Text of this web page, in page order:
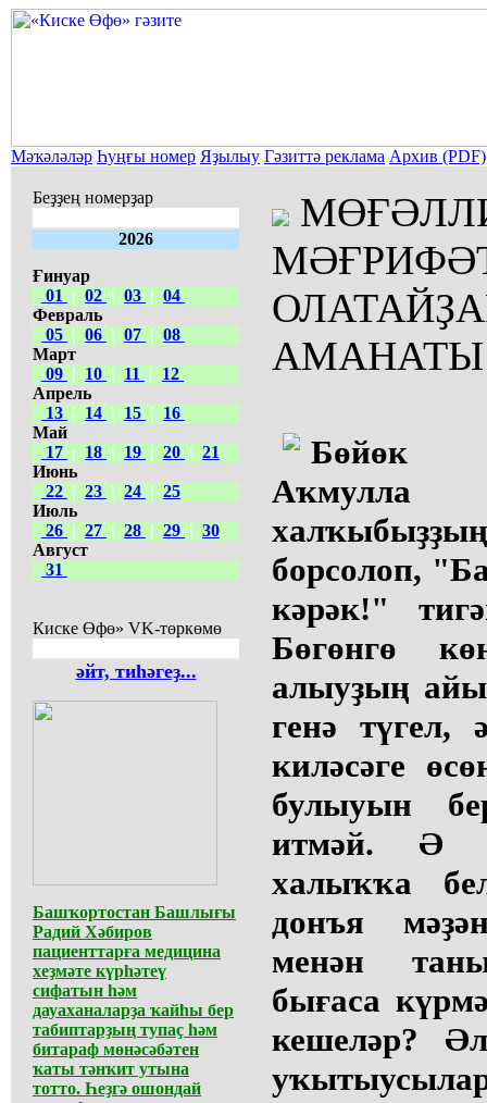
Мәҡәләләр Һуңғы номер Яҙылыу Гәзиттә реклама Архив (PDF)
Беҙҙең номерҙар
2026
Ғинуар
01
| 02 | 03 | 04
Февраль
05 | 06 | 07 | 08
Март
09 | 10 | 11 |
12
Апрель
13 | 14 | 15 |
16
Май
17 | 18 | 19 | 20 | 21
Июнь
22 | 23 | 24 | 25
Июль
26 | 27 | 28 | 29 | 30
Август
31
Киске Өфө» VK-төркөмө
әйт, тиһәгеҙ...
Башҡортостан Башлығы
Радий Хәбиров
пациенттарға медицина
хеҙмәте күрһәтеү
сифатын һәм
дауаханаларҙа ҡайһы бер
табиптарҙың тупаҫ һәм
битараф мөнәсәбәтен
ҡаты тәнҡит утына
тотто. Һеҙгә ошондай
АМАНАТЫ
Бөйөк
борсолоп,
кәрәк!"
Бөгөнгө
алыуҙың
генә
киләсәге
булыуын
итмәй. Ә
халыҡҡа
донъя
менән
бығаса
кешеләр?